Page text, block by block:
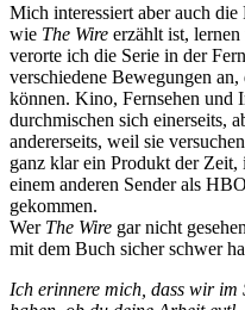
Mich interessiert aber auch
wie The Wire erzählt ist,
verorte ich die Serie in der
verschiedene Bewegungen
können. Kino, Fernsehen und
durchmischen sich einerseits,
andererseits, weil sie
ganz klar ein Produkt der Zeit,
einem anderen Sender als
gekommen.
Wer The Wire gar nicht
mit dem Buch sicher schwer
Ich erinnere mich, dass wir im